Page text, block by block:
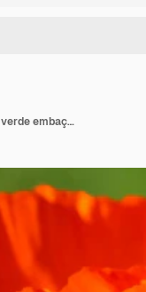
Closeup de papoula à luz do sol com foco seletivo em um fundo verde embaçado natural